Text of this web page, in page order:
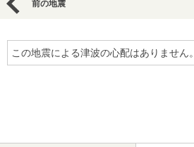
前の地震
この地震による津波の心配はありません。